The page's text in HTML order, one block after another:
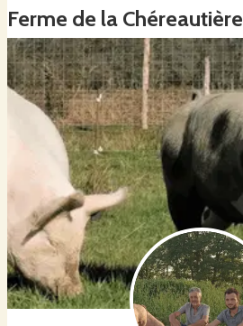
Ferme de la Chéreautière